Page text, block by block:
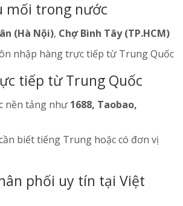
mối trong nước
(Hà Nội), Chợ Bình Tây (TP.HCM)
nhập hàng trực tiếp từ Trung Quốc
tiếp từ Trung Quốc
nền tảng như 1688, Taobao,
biết tiếng Trung hoặc có đơn vị
phối uy tín tại Việt